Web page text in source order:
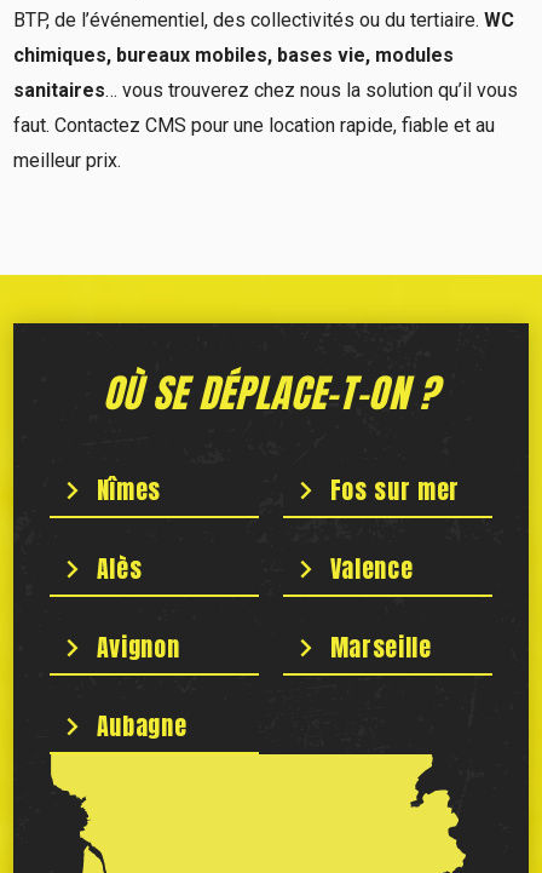
BTP, de l’événementiel, des collectivités ou du tertiaire.WC
chimiques, bureaux mobiles, bases vie, modules
sanitaires… vous trouverez chez nous la solution qu’il vous
faut. Contactez CMS pour une location rapide, fiable et au
meilleur prix.
OÙ SE DÉPLACE-T-ON ?
Nîmes Fos sur mer
Alès Valence
Avignon Marseille
Aubagne